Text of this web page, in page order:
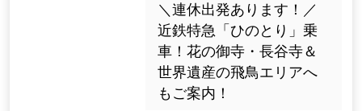
＼連休出発あります！／
近鉄特急「ひのとり」乗
車！花の御寺・長谷寺＆
世界遺産の飛鳥エリアへ
もご案内！